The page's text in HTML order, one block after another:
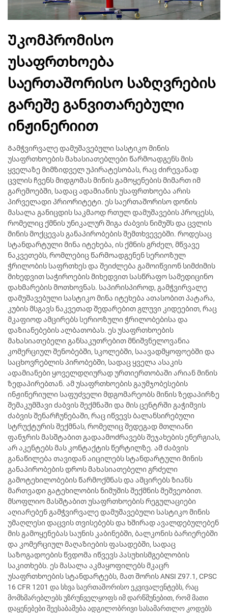
Უკომპრომისო
უსაფრთხოება
საერთაშორისო საზღვრების
გარეშე განვითარებული
ინჟინერიით
Გამჭვირვალე დამუშავებული სასტიკო მინის
უსაფრთხოების მახასიათებლები წარმოადგენს მის
ყველაზე მიმზიდველ უპირატესობას, რაც ძირევანად
ცვლის ჩვენს მიდგომას მინის გამოყენების მიმართ იმ
გარემოებში, სადაც ადამიანის უსაფრთხოება არის
პირველადი პრიორიტეტი. ეს საერთაშორისო დონის
მასალა განიცდის საკმაოდ რთულ დამუშავების პროცესს,
რომელიც ქმნის უნიკალურ შიგა ძაბვის ნიმუშს და ცვლის
მინის მოქცევას განაპირობების შემთხვევებში. როდესაც
სტანდარტული მინა იტეხება, ის ქმნის გრძელ, მწვავე
ნაკვეთებს, რომლებიც წარმოადგენენ სერიოზულ
ჭრილობის საფრთხეს და შეიძლება გამოიწვიონ სიმძიმის
მიხედვით საჭიროების მიხედვით სასწრაფო სამედიცინო
დახმარების მოთხოვნას. საპირისპიროდ, გამჭვირვალე
დამუშავებული სასტიკო მინა იტეხება ათასობით პატარა,
კუბის მსგავს ნაკვეთად შედარებით გლუვი კიდეებით, რაც
მკაფიოდ ამცირებს სერიოზული ჭრილობებისა და
დაზიანებების ალბათობას. ეს უსაფრთხოების
მახასიათებელი განსაკუთრებით მნიშვნელოვანია
კომერციულ შენობებში, სკოლებში, საავადმყოფოებში და
საცხოვრებლის პირობებში, სადაც ყველა ასაკის
ადამიანები ყოველდღიურად ურთიერთობაში არიან მინის
ზედაპირებთან. ამ უსაფრთხოების გაუმჯობესების
ინჟინერიული საფუძველი მდგომარეობს მინის ზედაპირზე
შემაკუმშავი ძაბვის შექმნაში და მის ცენტრში გაჭიმვის
ძაბვის შენარჩუნებაში, რაც იწვევს ბალანსირებული
სტრუქტურის შექმნას, რომელიც შედეგად მთლიანი
ფანჯრის მასშტაბით გადაამოძრავებს შეჯახების ენერგიას,
არ აკენტებს მას კონტაქტის წერტილზე. ამ ძაბვის
განაწილება თავიდან აიცილებს სტანდარტული მინის
განაპირობების დროს მახასიათებელი გრძელი
გამოტეხილობების წარმოქმნას და ამცირებს ზიანს
მართვადი გატეხილობის ნიმუშის შექმნის მეშვეობით.
მსოფლიო მასშტაბით უსაფრთხოების რეგულაციები
აღიარებენ გამჭვირვალე დამუშავებული სასტიკო მინის
უმაღლესი დაცვის თვისებებს და ხშირად ავალდებულებენ
მის გამოყენებას საუნის კაბინებში, ბალკონის ბარიერებში
და კომერციულ მაღაზიების ფასადებში, სადაც
საზოგადოების წვდომა იწვევს პასუხისმგებლობის
საკითხებს. ეს მასალა აკმაყოფილებს მკაცრ
უსაფრთხოების სტანდარტებს, მათ შორის ANSI Z97.1, CPSC
16 CFR 1201 და სხვა საერთაშორისო ეკვივალენტებს, რაც
მომხმარებლებს უზრუნველყოფს იმ დარწმუნებით, რომ მათი
დაყენებები შეესაბამება ადგილობრივი სასამართლო კოდებს